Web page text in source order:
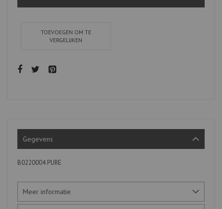
TOEVOEGEN OM TE
VERGELIJKEN
Gegevens
B0220004 PURE
Meer informatie